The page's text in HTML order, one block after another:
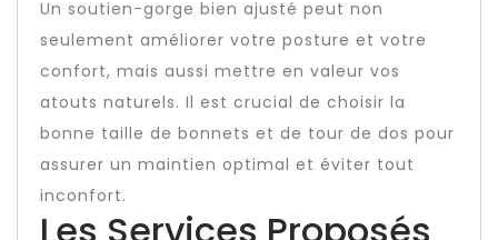
Un soutien-gorge bien ajusté peut non
seulement améliorer votre posture et votre
confort, mais aussi mettre en valeur vos
atouts naturels. Il est crucial de choisir la
bonne taille de bonnets et de tour de dos pour
assurer un maintien optimal et éviter tout
inconfort.